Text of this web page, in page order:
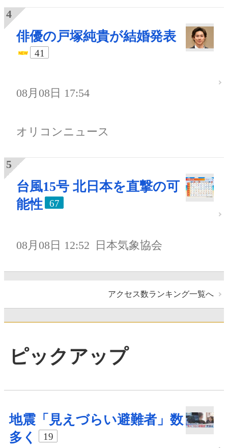
俳優の戸塚純貴が結婚発表
41
08月08日 17:54
オリコンニュース
台風15号 北日本を直撃の可
能性
67
08月08日 12:52 日本気象協会
アクセス数ランキング一覧へ
ピックアップ
地震「見えづらい避難者」数
多く
19